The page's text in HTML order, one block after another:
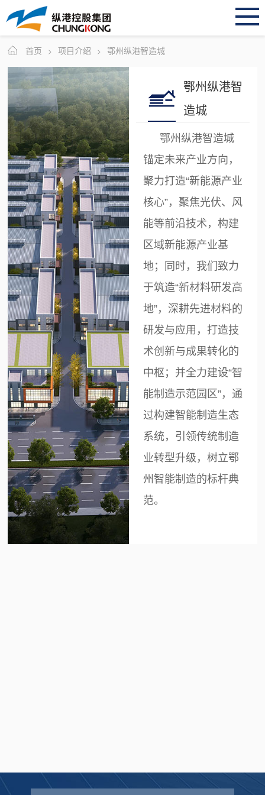
首页 > 项目介绍 > 鄂州纵港智造城
鄂州纵港智
造城
鄂州纵港智造城
锚定未来产业方向，
聚力打造“新能源产业
核心”，聚焦光伏、风
能等前沿技术，构建
区域新能源产业基
地；同时，我们致力
于筑造“新材料研发高
地”，深耕先进材料的
研发与应用，打造技
术创新与成果转化的
中枢；并全力建设“智
能制造示范园区”，通
过构建智能制造生态
系统，引领传统制造
业转型升级，树立鄂
州智能制造的标杆典
范。